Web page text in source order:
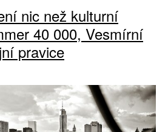
nic než kulturní
40 000, Vesmírní
pravice